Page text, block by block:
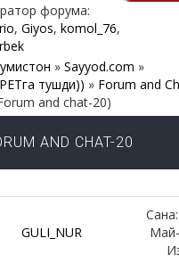
форума:
, Giyos, komol_76,
» Sayyod.com »
тушди)) » Forum and
and chat-20)
AND CHAT-20
GULI_NUR